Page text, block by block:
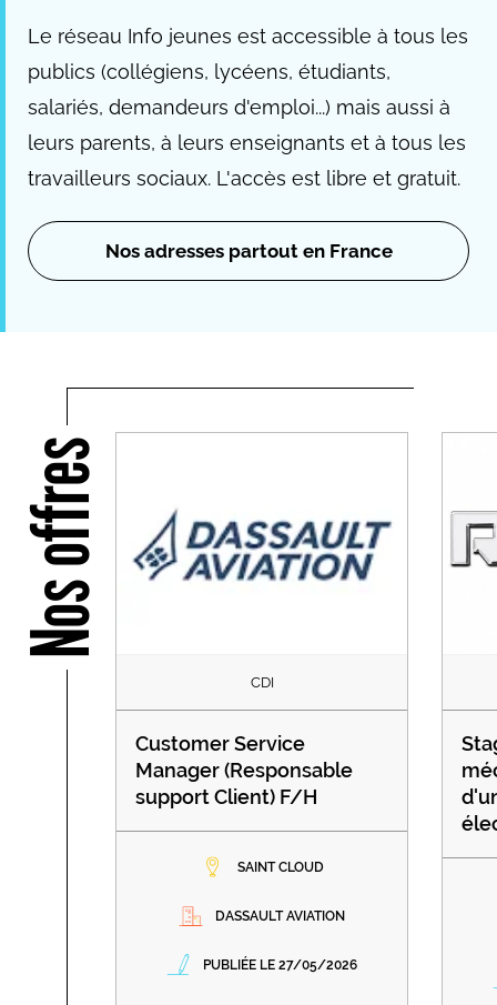
Le réseau Info jeunes est accessible à tous les
publics (collégiens, lycéens, étudiants,
salariés, demandeurs d'emploi...) mais aussi à
leurs parents, à leurs enseignants et à tous les
travailleurs sociaux. L'accès est libre et gratuit.
Nos adresses partout en France
Nos offres
CDI
Customer Service
Manager (Responsable
support Client) F/H
SAINT CLOUD
DASSAULT AVIATION
PUBLIÉE LE 27/05/2026